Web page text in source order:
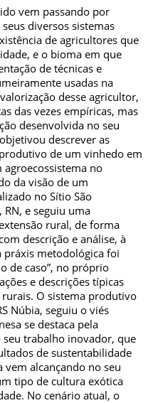
vem passando por
diversos sistemas
de agricultores que
e o bioma em que
de técnicas e
usadas na
desse agricultor,
das vezes empíricas, mas
desenvolvida no seu
descrever as
de um vinhedo em
no
da visão de um
no Sítio São
e seguiu uma
rural, de forma
descrição e análise, à
práxis metodológica foi
de caso”, no próprio
e descrições típicas
O sistema produtivo
Núbia, seguiu o viés
se destaca pela
trabalho inovador, que
de sustentabilidade
alcançando no seu
tipo de cultura exótica
No cenário atual, o